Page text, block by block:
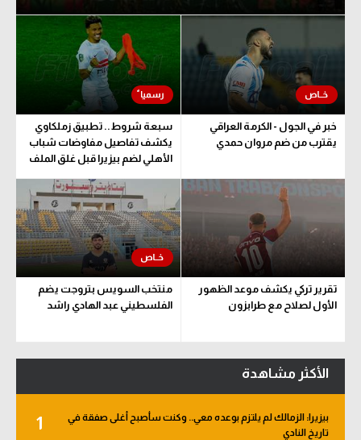
خبر في الجول - الكرمة العراقي
يقترب من ضم مروان حمدي
سبعة شروط.. تطبيق زملكاوي
يكشف تفاصيل مفاوضات شباب
الأهلي لضم بيزيرا قبل غلق الملف
تقرير تركي يكشف موعد الظهور
الأول لصلاح مع طرابزون
منتخب السويس بتروجت يضم
الفلسطيني عبد الهادي راشد
الأكثر مشاهدة
1
بيزيرا: الزمالك لم يلتزم بوعده معي.. وكنت سأصبح أغلى صفقة في
تاريخ النادي